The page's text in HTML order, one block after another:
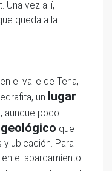
Una vez allí,
queda a la
el valle de Tena,
un lugar
, aunque poco
que
ubicación. Para
en el aparcamiento